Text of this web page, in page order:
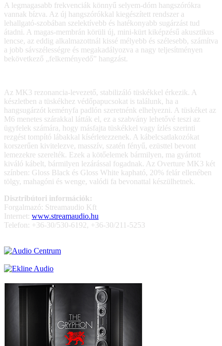
A legmagasabb frekvenciák könnyű selyem-dóm hangszórókra
vannak bízva. Az új hangszórókkal kiegészített rendszer a
lehallgató-szobában szelektívebb és hatékonyabb sugárzást tud
átadni. A magas-membrán körüli új, mini-kürt kiképzésű akusztikus
lencse, az eddig alkalmazottnál kissé mélyebb és szélesebb, számítva
a jobb sávszélességre és megakadályozva a nagy teljesítményen
bekövetkező „felkeményedő” hangzást.
Az MK3 rezonancia-levezető, stabilizáló tüskékkel érkezik. A
készletben a tüskékhez védőpapucsokat is találunk, ha a
hangsugárzót keményfa padlón szeretnénk elhelyezni. A tüskéket az
M6 menetes szárakkal látták el, ez a szabvány lehetővé teszi az
ügyfelek számára, hogy másfajta tüskékkel vagy ízlés szerinti
rezgést tompító lábakkal kísérletezzenek. A kábelcsatlakozókat
korszerűen kivitelezve, masszív, szatén fényű, ezüsttel bevont
lemezekre szerelték. Ezek a kötőelemek bármilyen, ma gyártott
kiváló kábelt, bármilyen lezárással fogadnak. Az Overture MK3 két
színben: Gloss Black és Gloss White kapható, 20% felár ellenében
tölgy, mahagóni és wenge, valódi fa bevonattal készülhetnek.
Disztribútori információk:
Forgalmazó: Streamaudio Kft
Internet: www.streamaudio.hu
Telefon: +36-30/530-6192, +36-30/211-5253